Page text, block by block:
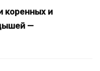
коренных и
—